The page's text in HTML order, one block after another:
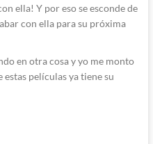
ella! Y por eso se esconde de
con ella para su próxima
en otra cosa y yo me monto
películas ya tiene su